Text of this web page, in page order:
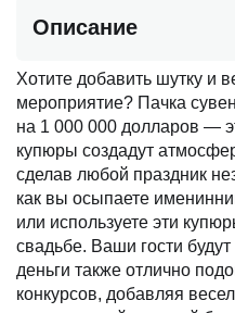
Описание
Хотите добавить шутку и
мероприятие? Пачка
на 1 000 000 долларов —
купюры создадут
сделав любой праздник
как вы осыпаете
или используете эти
свадьбе. Ваши гости
деньги также отлично
конкурсов, добавляя